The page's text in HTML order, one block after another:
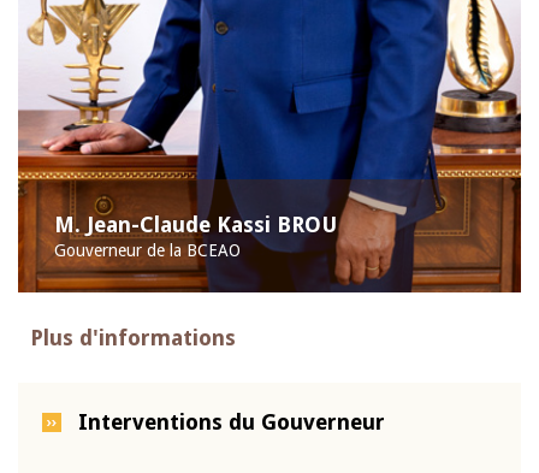
M. Jean-Claude Kassi BROU
Gouverneur de la BCEAO
Plus d'informations
Interventions du Gouverneur